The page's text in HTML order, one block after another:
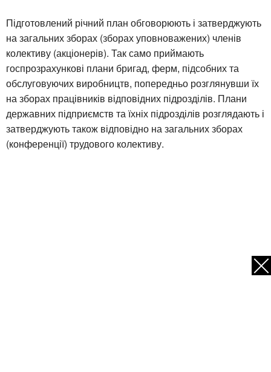
Підготовлений річний план обговорюють і затверджують
на загальних зборах (зборах уповноважених) членів
колективу (акціонерів). Так само приймають
госпрозрахункові плани бригад, ферм, підсобних та
обслуговуючих виробництв, попередньо розглянувши їх
на зборах працівників відповідних підрозділів. Плани
державних підприємств та їхніх підрозділів розглядають і
затверджують також відповідно на загальних зборах
(конференції) трудового колективу.